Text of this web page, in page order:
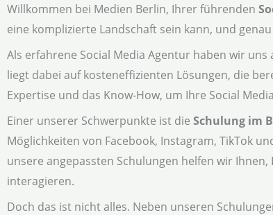
Willkommen bei Medien Berlin, Ihrer führenden
eine komplizierte Landschaft sein kann, und
Als erfahrene Social Media Agentur haben wir
liegt dabei auf kosteneffizienten Lösungen, die
Expertise und das Know-How, um Ihre Social
Einer unserer Schwerpunkte ist die Schulung im
Möglichkeiten von Facebook, Instagram, TikTok
unsere angepassten Schulungen helfen wir
interagieren.
Doch das ist nicht alles. Neben unseren